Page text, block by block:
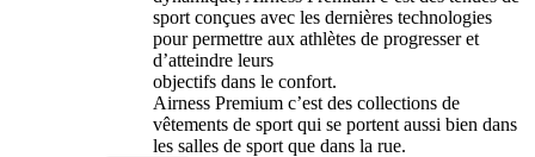
sport conçues avec les dernières technologies
pour permettre aux athlètes de progresser et
d’atteindre leurs
objectifs dans le confort.
Airness Premium c’est des collections de
vêtements de sport qui se portent aussi bien dans
les salles de sport que dans la rue.